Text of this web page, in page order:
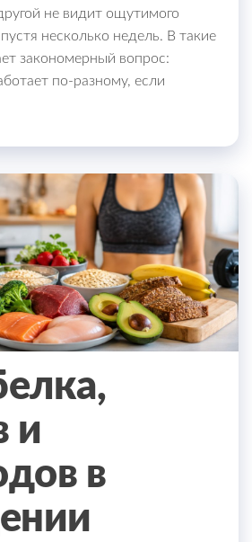
не видит ощутимого
несколько недель. В такие
закономерный вопрос:
по-разному, если
и
в